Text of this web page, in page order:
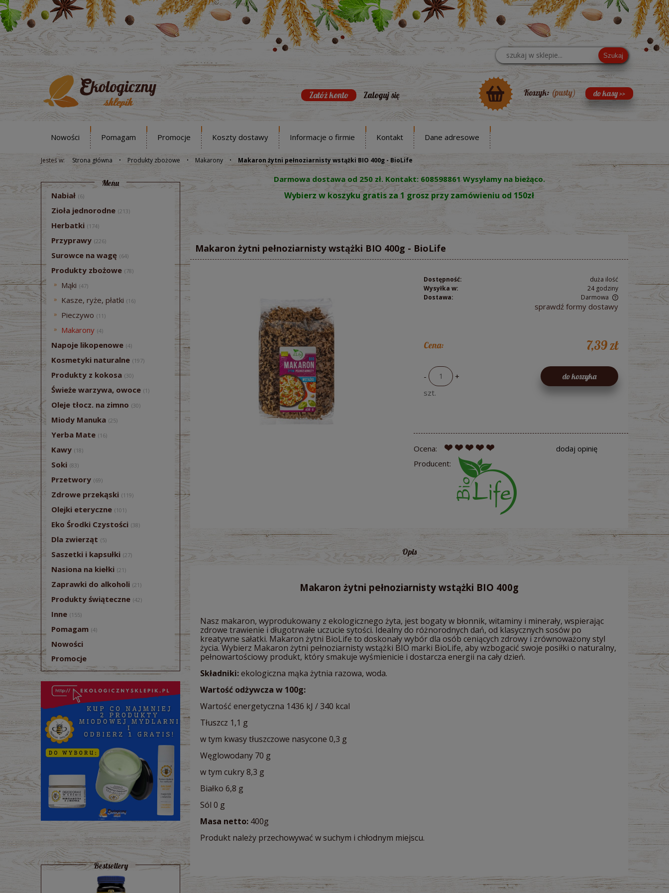
Szukaj
Załóż konto Zaloguj się Koszyk: (pusty)
Nowości Pomagam Promocje Koszty dostawy Informacje o firmie Kontakt Dane adresowe
Jesteś w: Strona główna Produkty zbożowe Makarony Makaron żytni pełnoziarnisty wstążki BIO 400g - BioLife
Menu
Nabiał (6)
Zioła jednorodne (213)
Herbatki (174)
Przyprawy (226)
Surowce na wagę (64)
Produkty zbożowe (78)
Mąki (47)
Kasze, ryże, płatki (16)
Pieczywo (11)
Makarony (4)
Napoje likopenowe (4)
Kosmetyki naturalne (197)
Produkty z kokosa (30)
Świeże warzywa, owoce (1)
Oleje tłocz. na zimno (30)
Miody Manuka (25)
Yerba Mate (16)
Kawy (18)
Soki (83)
Przetwory (69)
Zdrowe przekąski (119)
Olejki eteryczne (101)
Eko Środki Czystości (38)
Dla zwierząt (5)
Saszetki i kapsułki (27)
Nasiona na kiełki (21)
Zaprawki do alkoholi (21)
Produkty świąteczne (42)
Inne (155)
Pomagam (4)
Nowości
Promocje
Bestsellery
Darmowa dostawa od 250 zł. Kontakt: 608598861 Wysyłamy na bieżąco.
Wybierz w koszyku gratis za 1 grosz przy zamówieniu od 150zł
Makaron żytni pełnoziarnisty wstążki BIO 400g - BioLife
Dostępność:
duża ilość
Wysyłka w:
24 godziny
Dostawa:
Darmowa
sprawdź formy dostawy
Cena: 7,39 zł
-
+
szt.
do koszyka
Ocena:
Producent:
dodaj opinię
Opis
Makaron żytni pełnoziarnisty wstążki BIO 400g
Nasz makaron, wyprodukowany z ekologicznego żyta, jest bogaty w błonnik, witaminy i minerały, wspierając
zdrowe trawienie i długotrwałe uczucie sytości. Idealny do różnorodnych dań, od klasycznych sosów po
kreatywne sałatki. Makaron żytni BioLife to doskonały wybór dla osób ceniących zdrowy i zrównoważony styl
życia. Wybierz Makaron żytni pełnoziarnisty wstążki BIO marki BioLife, aby wzbogacić swoje posiłki o naturalny,
pełnowartościowy produkt, który smakuje wyśmienicie i dostarcza energii na cały dzień.
Składniki:ekologiczna mąka żytnia razowa, woda.
Wartość odżywcza w 100g:
Wartość energetyczna 1436 kJ / 340 kcal
Tłuszcz 1,1 g
w tym kwasy tłuszczowe nasycone 0,3 g
Węglowodany 70 g
w tym cukry 8,3 g
Białko 6,8 g
Sól 0 g
Masa netto: 400g
Produkt należy przechowywać w suchym i chłodnym miejscu.